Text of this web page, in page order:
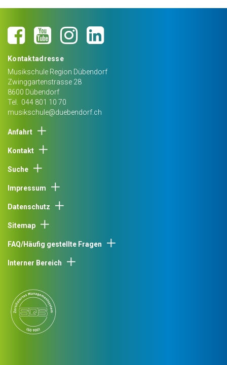
Kontaktadresse
Musikschule Region Dübendorf
Zwinggartenstrasse 28
8600 Dübendorf
Tel.
044 801 10 70
musikschule@duebendorf.ch
Anfahrt
Kontakt
Suche
Impressum
Datenschutz
Sitemap
FAQ/Häufig gestellte Fragen
Interner Bereich